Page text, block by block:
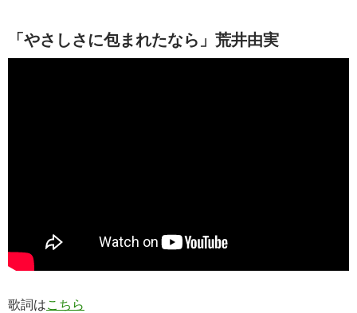
「やさしさに包まれたなら」荒井由実
歌詞はこちら